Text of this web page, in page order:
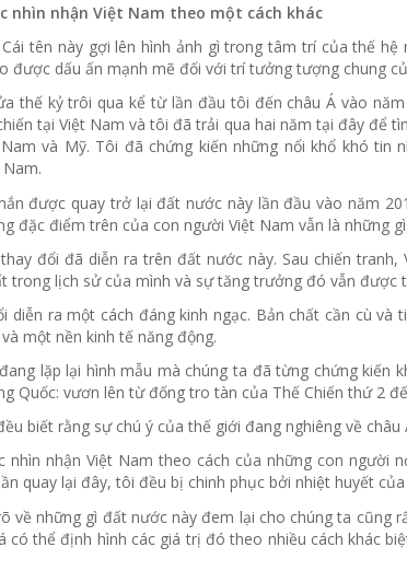
nhìn nhận Việt Nam theo một cách khác
tên này gợi lên hình ảnh gì trong tâm trí của thế
được dấu ấn mạnh mẽ đối với trí tưởng tượng chung
thế kỷ trôi qua kể từ lần đầu tôi đến châu Á vào
tại Việt Nam và tôi đã trải qua hai năm tại đây để
và Mỹ. Tôi đã chứng kiến những nổi khổ khó
được quay trở lại đất nước này lần đầu vào năm
đặc điểm trên của con người Việt Nam vẫn là những
đổi đã diễn ra trên đất nước này. Sau chiến
trong lịch sử của mình và sự tăng trưởng đó vẫn được
diễn ra một cách đáng kinh ngạc. Bản chất cần cù
một nền kinh tế năng động.
lặp lại hình mẫu mà chúng ta đã từng chứng kiến
Quốc: vươn lên từ đống tro tàn của Thế Chiến thứ 2
biết rằng sự chú ý của thế giới đang nghiêng về
nhìn nhận Việt Nam theo cách của những con người
quay lại đây, tôi đều bị chinh phục bởi nhiệt huyết
về những gì đất nước này đem lại cho chúng ta cũng
có thể định hình các giá trị đó theo nhiều cách khác